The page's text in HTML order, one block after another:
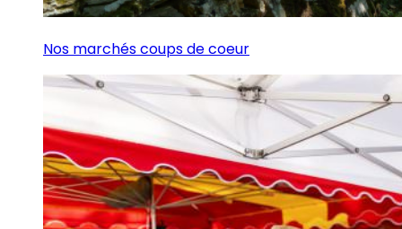
Nos marchés coups de coeur